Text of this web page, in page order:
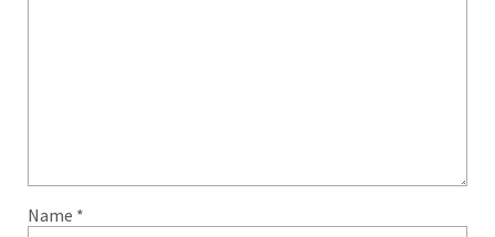
Name *